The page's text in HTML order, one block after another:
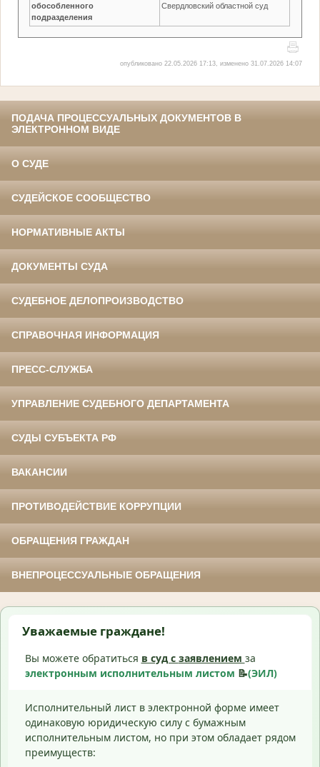
обособленного
подразделения
Свердловский областной суд
опубликовано 22.05.2026 17:13, изменено 31.07.2026 14:07
ПОДАЧА ПРОЦЕССУАЛЬНЫХ ДОКУМЕНТОВ В
ЭЛЕКТРОННОМ ВИДЕ
О СУДЕ
СУДЕЙСКОЕ СООБЩЕСТВО
НОРМАТИВНЫЕ АКТЫ
ДОКУМЕНТЫ СУДА
СУДЕБНОЕ ДЕЛОПРОИЗВОДСТВО
СПРАВОЧНАЯ ИНФОРМАЦИЯ
ПРЕСС-СЛУЖБА
УПРАВЛЕНИЕ СУДЕБНОГО ДЕПАРТАМЕНТА
СУДЫ СУБЪЕКТА РФ
ВАКАНСИИ
ПРОТИВОДЕЙСТВИЕ КОРРУПЦИИ
ОБРАЩЕНИЯ ГРАЖДАН
ВНЕПРОЦЕССУАЛЬНЫЕ ОБРАЩЕНИЯ
Уважаемые граждане!
Вы можете обратиться в суд с заявлением за
электронным исполнительным листом 📝(ЭИЛ)
Исполнительный лист в электронной форме имеет
одинаковую юридическую силу с бумажным
исполнительным листом, но при этом обладает рядом
преимуществ: